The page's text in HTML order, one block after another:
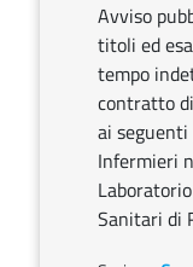
Avviso
titoli ed
tempo
contratto
ai
Infermieri
Sanitari di